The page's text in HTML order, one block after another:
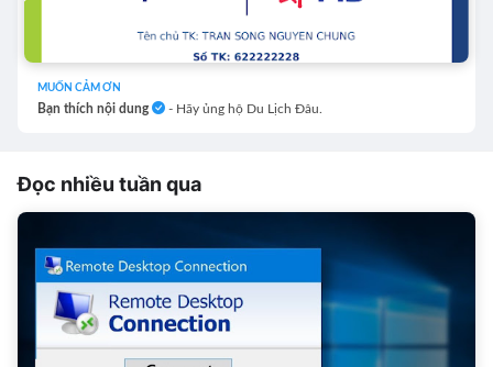
MUỐN CẢM ƠN
Bạn thích nội dung - Hãy ủng hộ Du Lịch Đâu.
Đọc nhiều tuần qua